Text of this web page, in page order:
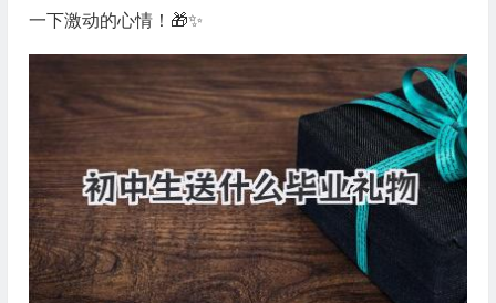
一下激动的心情！🎁✨